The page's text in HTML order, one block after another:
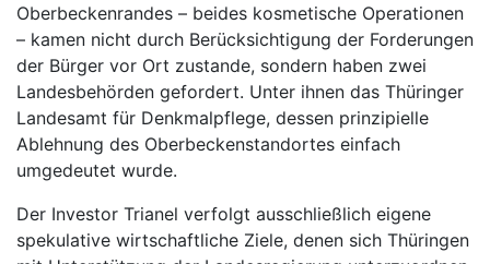
Oberbeckenrandes – beides kosmetische Operationen
– kamen nicht durch Berücksichtigung der Forderungen
der Bürger vor Ort zustande, sondern haben zwei
Landesbehörden gefordert. Unter ihnen das Thüringer
Landesamt für Denkmalpflege, dessen prinzipielle
Ablehnung des Oberbeckenstandortes einfach
umgedeutet wurde.
Der Investor Trianel verfolgt ausschließlich eigene
spekulative wirtschaftliche Ziele, denen sich Thüringen